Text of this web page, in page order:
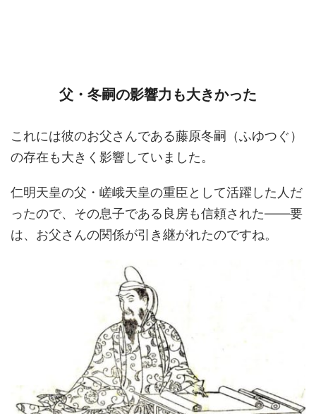
父・冬嗣の影響力も大きかった
これには彼のお父さんである藤原冬嗣（ふゆつぐ）
の存在も大きく影響していました。
仁明天皇の父・嵯峨天皇の重臣として活躍した人だ
ったので、その息子である良房も信頼された――要
は、お父さんの関係が引き継がれたのですね。